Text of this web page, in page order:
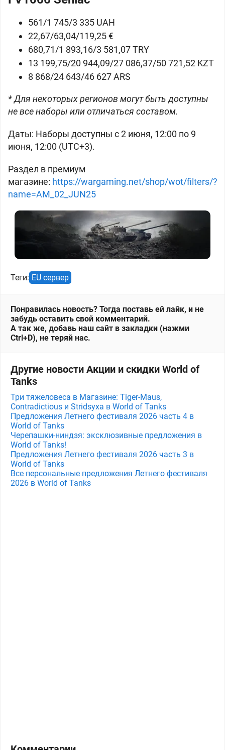
561/1 745/3 335 UAH
22,67/63,04/119,25 €
680,71/1 893,16/3 581,07 TRY
13 199,75/20 944,09/27 086,37/50 721,52 KZT
8 868/24 643/46 627 ARS
* Для некоторых регионов могут быть доступны
не все наборы или отличаться составом.
Даты: Наборы доступны с 2 июня, 12:00 по 9
июня, 12:00 (UTC+3).
Раздел в премиум
магазине: https://wargaming.net/shop/wot/filters/?
name=AM_02_JUN25
Теги: EU сервер
Понравилась новость? Тогда поставь ей лайк, и не
забудь оставить свой комментарий.
А так же, добавь наш сайт в закладки (нажми
Ctrl+D), не теряй нас.
Другие новости Акции и скидки World of
Tanks
Три тяжеловеса в Магазине: Tiger-Maus,
Contradictious и Stridsyxa в World of Tanks
Предложения Летнего фестиваля 2026 часть 4 в
World of Tanks
Черепашки-ниндзя: эксклюзивные предложения в
World of Tanks!
Предложения Летнего фестиваля 2026 часть 3 в
World of Tanks
Все персональные предложения Летнего фестиваля
2026 в World of Tanks